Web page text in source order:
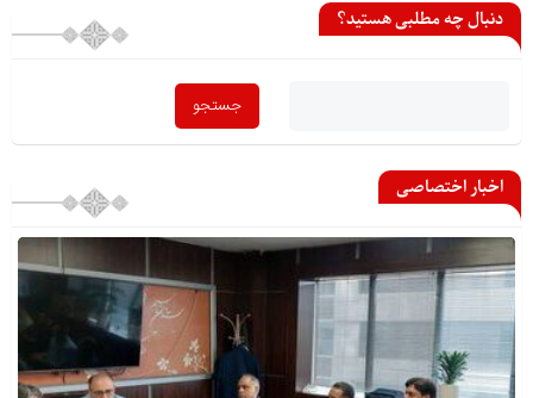
دنبال چه مطلبی هستید؟
اخبار اختصاصی